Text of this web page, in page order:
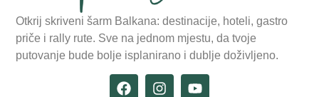
Otkrij skriveni šarm Balkana: destinacije, hoteli, gastro
priče i rally rute. Sve na jednom mjestu, da tvoje
putovanje bude bolje isplanirano i dublje doživljeno.